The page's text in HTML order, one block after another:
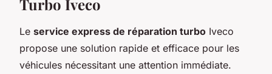
Turbo Iveco
Le service express de réparation turbo Iveco
propose une solution rapide et efficace pour les
véhicules nécessitant une attention immédiate.